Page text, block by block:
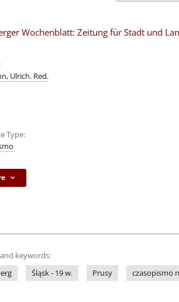
Wochenblatt: Zeitung für Stadt und
Ulrich. Red.
Type:
keywords:
Śląsk - 19 w. Prusy czasopismo